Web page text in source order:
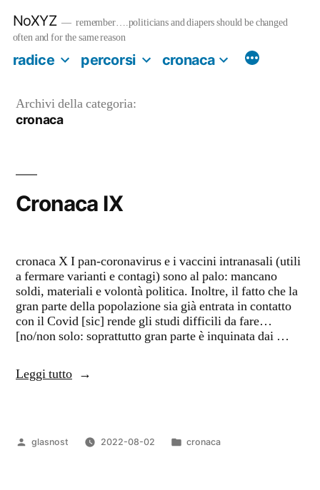
contenuto
NoXYZ
remember….politicians and diapers should be changed
often and for the same reason
radice percorsi cronaca
Archivi della categoria:
cronaca
Cronaca IX
cronaca X I pan-coronavirus e i vaccini intranasali (utili
a fermare varianti e contagi) sono al palo: mancano
soldi, materiali e volontà politica. Inoltre, il fatto che la
gran parte della popolazione sia già entrata in contatto
con il Covid [sic] rende gli studi difficili da fare…
[no/non solo: soprattutto gran parte è inquinata dai …
Leggi tutto“Cronaca
Pubblicato
glasnost 2022-08-02
Pubblicato
cronaca